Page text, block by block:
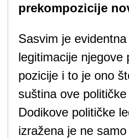
prekompozicije
Sasvim je
legitimacije njegove
pozicije i to je ono
suština ove
Dodikove političke
izražena je ne